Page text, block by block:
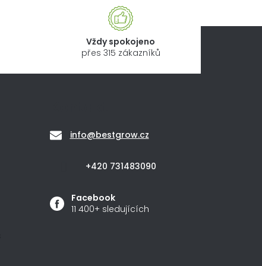
Vždy spokojeno
přes 315 zákazníků
info@bestgrow.cz
+420 731483090
Facebook
11 400+ sledujících